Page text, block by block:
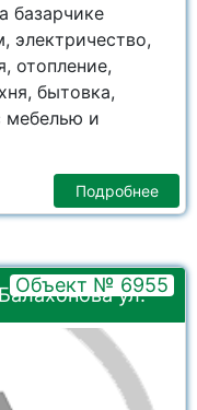
базарчике
электричество,
отопление,
бытовка,
мебелью и
Подробнее
ул.
Объект № 6955